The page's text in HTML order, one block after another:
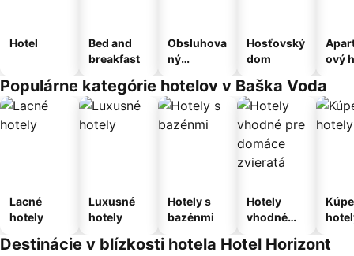
Hotel
Bed and
breakfast
Obsluhova
ný
Hosťovský
dom
ový
Populárne kategórie hotelov v Baška Voda
Lacné
hotely
Luxusné
hotely
Hotely s
bazénmi
Hotely
vhodné
domáce
Destinácie v blízkosti hotela Hotel Horizont